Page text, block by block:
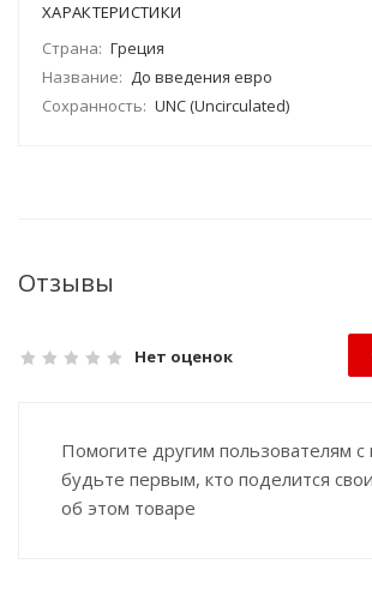
ХАРАКТЕРИСТИКИ
Страна: Греция
Название: До введения евро
Сохранность: UNC (Uncirculated)
Отзывы
Нет оценок
Помогите другим пользователям
будьте первым, кто поделится
об этом товаре